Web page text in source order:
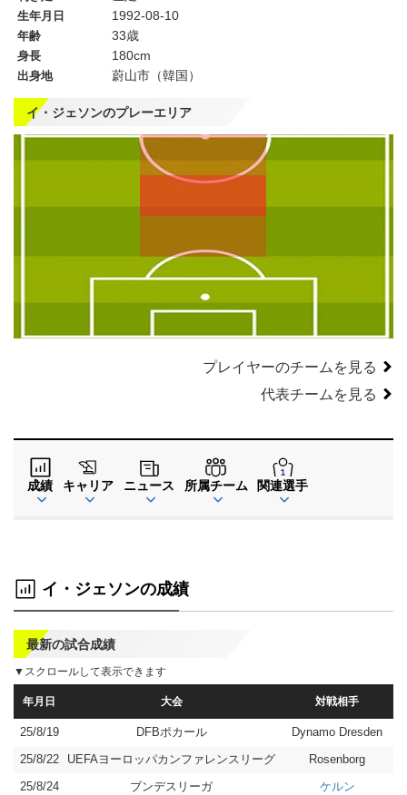
生年月日 1992-08-10
年齢 33歳
身長 180cm
出身地 蔚山市（韓国）
イ・ジェソンのプレーエリア
左
WG
CF
右
WG
CMF
CB
SB
GK
プレイヤーのチームを見る
代表チームを見る
成績 キャリア ニュース 所属チーム 関連選手
イ・ジェソンの成績
最新の試合成績
▼スクロールして表示できます
年月日 大会 対戦相手
25/8/19 DFBポカール Dynamo Dresden
25/8/22
UEFAヨーロッパカンファレンスリーグ Rosenborg
25/8/24
ブンデスリーガ ケルン